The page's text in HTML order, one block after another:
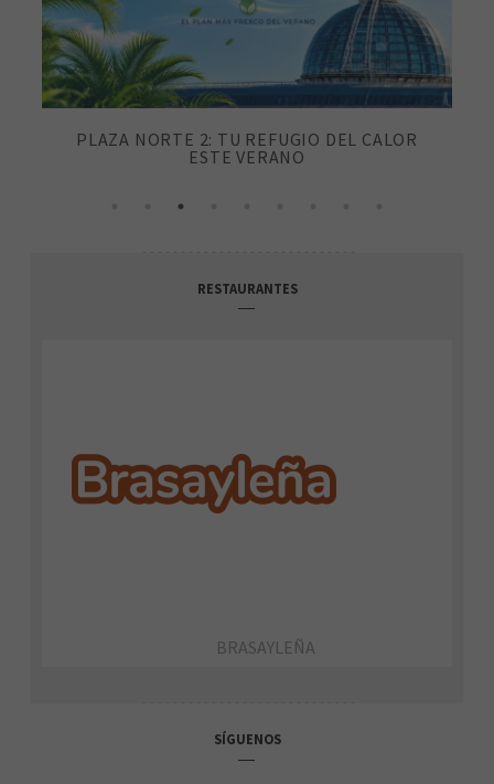
PLAZA NORTE 2: TU REFUGIO DEL CALOR
ESTE VERANO
RESTAURANTES
BRASAYLEÑA
SÍGUENOS